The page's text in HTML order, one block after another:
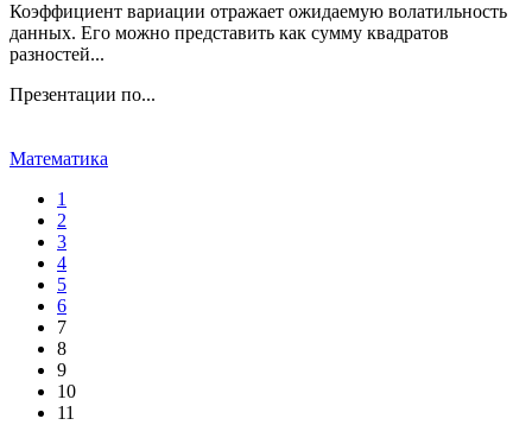
Коэффициент вариации отражает ожидаемую волатильность
данных. Его можно представить как сумму квадратов
разностей...
Презентации по...
Математика
1
2
3
4
5
6
7
8
9
10
11